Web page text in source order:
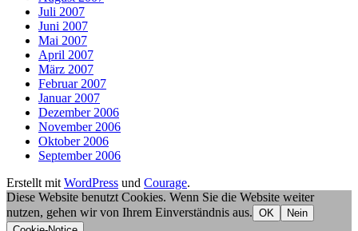
Juli 2007
Juni 2007
Mai 2007
April 2007
März 2007
Februar 2007
Januar 2007
Dezember 2006
November 2006
Oktober 2006
September 2006
Erstellt mit WordPress und Courage.
Diese Website benutzt Cookies. Wenn Sie die Website weiter
nutzen, gehen wir von Ihrem Einverständnis aus. OK
Nein